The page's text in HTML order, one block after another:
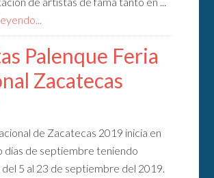
Palenque Feria
Zacatecas
de Zacatecas 2019 inicia en
días de septiembre teniendo
5 al 23 de septiembre del 2019.